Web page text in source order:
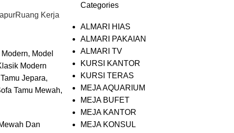
Ruang Kerja
Dan
Categories
ALMARI HIAS
ALMARI PAKAIAN
ALMARI TV
KURSI KANTOR
KURSI TERAS
MEJA AQUARIUM
MEJA BUFET
MEJA KANTOR
MEJA KONSUL